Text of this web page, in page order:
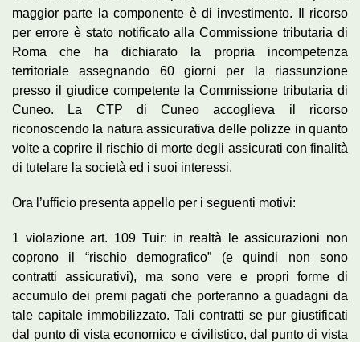
maggior parte la componente è di investimento. Il ricorso
per errore è stato notificato alla Commissione tributaria di
Roma che ha dichiarato la propria incompetenza
territoriale assegnando 60 giorni per la riassunzione
presso il giudice competente la Commissione tributaria di
Cuneo. La CTP di Cuneo accoglieva il ricorso
riconoscendo la natura assicurativa delle polizze in quanto
volte a coprire il rischio di morte degli assicurati con finalità
di tutelare la società ed i suoi interessi.
Ora l’ufficio presenta appello per i seguenti motivi:
1 violazione art. 109 Tuir: in realtà le assicurazioni non
coprono il “rischio demografico” (e quindi non sono
contratti assicurativi), ma sono vere e propri forme di
accumulo dei premi pagati che porteranno a guadagni da
tale capitale immobilizzato. Tali contratti se pur giustificati
dal punto di vista economico e civilistico, dal punto di vista